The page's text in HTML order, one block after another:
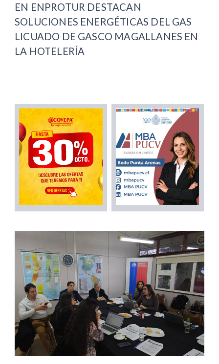
EN ENPROTUR DESTACAN
SOLUCIONES ENERGÉTICAS DEL GAS
LICUADO DE GASCO MAGALLANES EN
LA HOTELERÍA